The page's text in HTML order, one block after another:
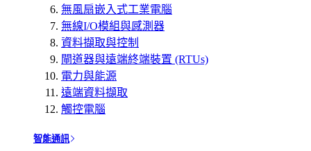
無風扇嵌入式工業電腦
無線I/O模組與感測器
資料擷取與控制
閘道器與遠端終端裝置 (RTUs)
電力與能源
遠端資料擷取
觸控電腦
智能通訊